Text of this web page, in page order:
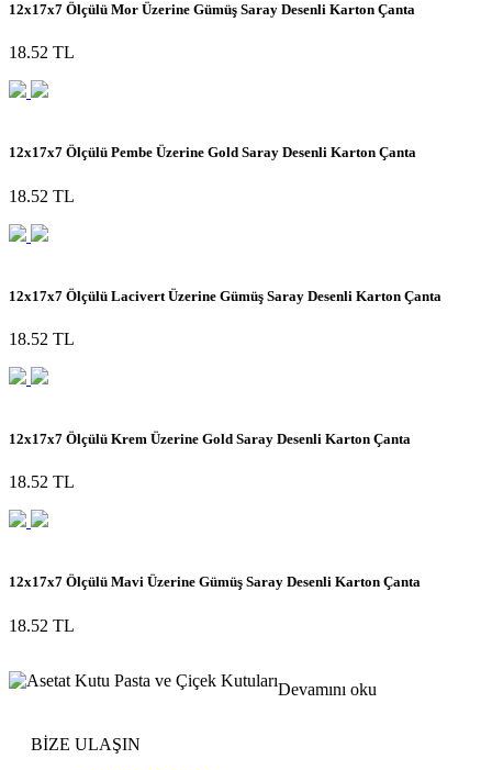
12x17x7 Ölçülü Mor Üzerine Gümüş Saray Desenli Karton Çanta
18.52 TL
12x17x7 Ölçülü Pembe Üzerine Gold Saray Desenli Karton Çanta
18.52 TL
12x17x7 Ölçülü Lacivert Üzerine Gümüş Saray Desenli Karton Çanta
18.52 TL
12x17x7 Ölçülü Krem Üzerine Gold Saray Desenli Karton Çanta
18.52 TL
12x17x7 Ölçülü Mavi Üzerine Gümüş Saray Desenli Karton Çanta
18.52 TL
Devamını oku
BİZE ULAŞIN